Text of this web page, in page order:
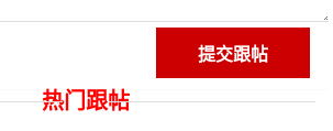
热门跟帖